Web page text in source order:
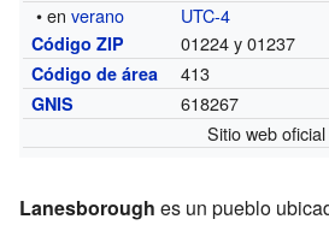
• enverano UTC-4
Código ZIP 01224 y 01237
Código de área 413
GNIS
618267
Sitio web oficial
Lanesborough es un pueblo